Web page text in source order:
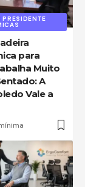
PRESIDENTE
para
Muito
A
Vale a